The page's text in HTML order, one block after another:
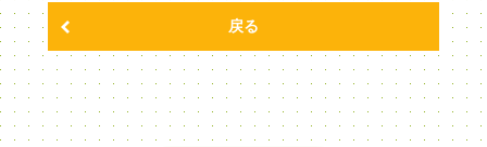
戻る